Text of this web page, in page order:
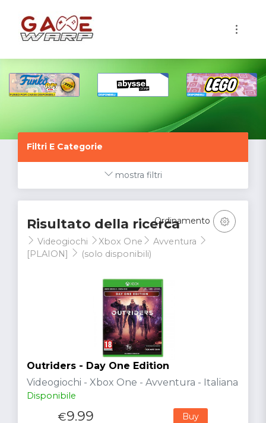
Filtri E Categorie
mostra filtri
Risultato della ricerca
Videogiochi Xbox One
Avventura
[PLAION]
(solo disponibili)
Ordinamento
Outriders - Day One Edition
Videogiochi - Xbox One - Avventura - Italiana
Disponibile
€9.99 Buy